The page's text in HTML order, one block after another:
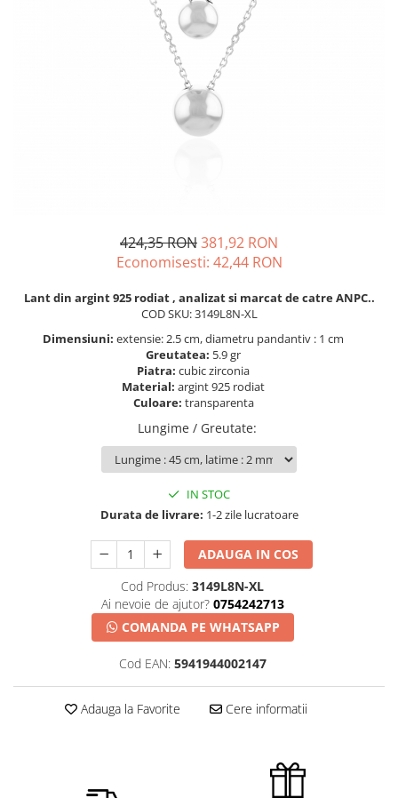
424,35 RON381,92 RON
Economisesti: 42,44 RON
Lant din argint 925 rodiat , analizat si marcat de catre ANPC..
COD SKU: 3149L8N-XL
Dimensiuni: extensie: 2.5 cm, diametru pandantiv : 1 cm
Greutatea: 5.9 gr
Piatra: cubic zirconia
Material: argint 925 rodiat
Culoare: transparenta
Lungime / Greutate:
IN STOC
Durata de livrare: 1-2 zile lucratoare
ADAUGA IN COS
Cod Produs: 3149L8N-XL
Ai nevoie de ajutor? 0754242713
COMANDA PE WHATSAPP
Cod EAN: 5941944002147
Adauga la Favorite Cere informatii